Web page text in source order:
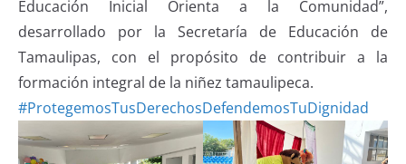
Educación Inicial Orienta a la Comunidad”,
desarrollado por la Secretaría de Educación de
Tamaulipas, con el propósito de contribuir a la
formación integral de la niñez tamaulipeca.
#ProtegemosTusDerechosDefendemosTuDignidad